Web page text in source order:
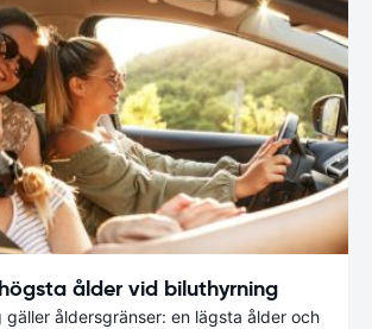
ålder vid biluthyrning
gäller åldersgränser: en lägsta ålder och